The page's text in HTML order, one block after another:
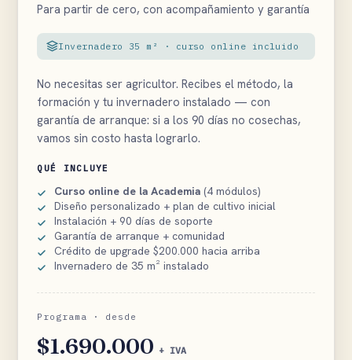
Para partir de cero, con acompañamiento y garantía
Invernadero 35 m² · curso online incluido
No necesitas ser agricultor. Recibes el método, la
formación y tu invernadero instalado — con
garantía de arranque: si a los 90 días no cosechas,
vamos sin costo hasta lograrlo.
QUÉ INCLUYE
Curso online de la Academia (4 módulos)
Diseño personalizado + plan de cultivo inicial
Instalación + 90 días de soporte
Garantía de arranque + comunidad
Crédito de upgrade $200.000 hacia arriba
Invernadero de 35 m² instalado
Programa · desde
$1.690.000 + IVA